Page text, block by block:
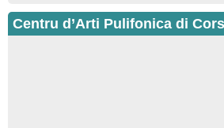
Centru d’Arti Pulifonica di